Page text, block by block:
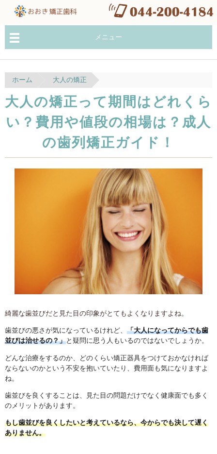
メニュー
ホーム 大人の矯正
大人の矯正って期間はどれくら
い？費用や値段の相場は？成人
の歯列矯正ガイド！
綺麗な歯並びだと見た目の印象がとてもよくなりますよね。
歯並びの悪さが気になっているけれど、 「大人になってからでも歯
並びは治せるの？」と疑問に思う人もいるのではないでしょうか。
どんな治療をするのか、どのくらい矯正器具をつけておかなければ
ならないのかという不安を抱いていたり、費用面も気になりますよ
ね。
歯並びを良くすることは、見た目の問題だけでなく健康面でも多く
のメリットがあります。
もし歯並びを良くしたいと考えているなら、今からでも決して遅く
ありません。